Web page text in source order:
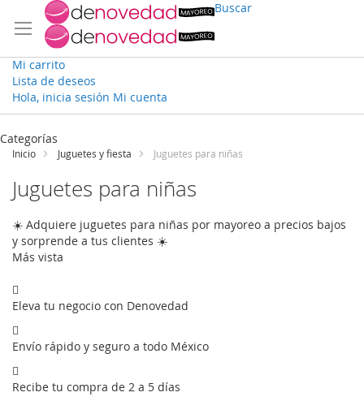
Buscar
Mi carrito
Lista de deseos
Hola, inicia sesión Mi cuenta
Ir
contenido
Categorías
Inicio Juguetes y fiesta Juguetes para niñas
Juguetes para niñas
☀️ Adquiere juguetes para niñas por mayoreo a precios bajos
y sorprende a tus clientes ☀️
Más vista
Eleva tu negocio con Denovedad
Envío rápido y seguro a todo México
Recibe tu compra de 2 a 5 días